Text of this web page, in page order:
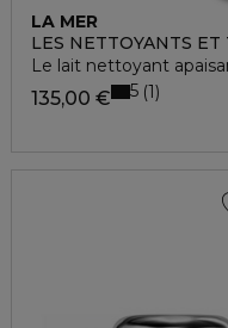
LA MER
LES NETTOYANTS ET
Le lait nettoyant
135,00 € 5 1